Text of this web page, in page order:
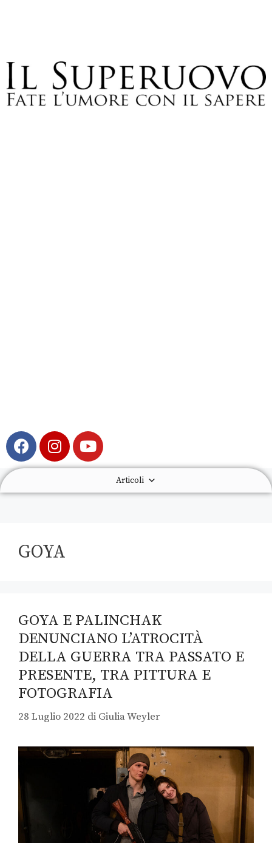
Articoli
GOYA
GOYA E PALINCHAK
DENUNCIANO L’ATROCITÀ
DELLA GUERRA TRA PASSATO E
PRESENTE, TRA PITTURA E
FOTOGRAFIA
28 Luglio 2022 di Giulia Weyler